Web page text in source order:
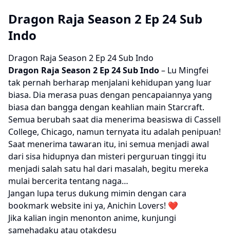
Dragon Raja Season 2 Ep 24 Sub
Indo
Dragon Raja Season 2 Ep 24 Sub Indo
Dragon Raja Season 2 Ep 24 Sub Indo– Lu Mingfei
tak pernah berharap menjalani kehidupan yang luar
biasa. Dia merasa puas dengan pencapaiannya yang
biasa dan bangga dengan keahlian main Starcraft.
Semua berubah saat dia menerima beasiswa di Cassell
College, Chicago, namun ternyata itu adalah penipuan!
Saat menerima tawaran itu, ini semua menjadi awal
dari sisa hidupnya dan misteri perguruan tinggi itu
menjadi salah satu hal dari masalah, begitu mereka
mulai bercerita tentang naga…
Jangan lupa terus dukung mimin dengan cara
bookmark website ini ya, Anichin Lovers! ❤️
Jika kalian ingin menonton anime, kunjungi
samehadaku atau otakdesu